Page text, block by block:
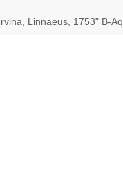
Linnaeus, 1753" B-